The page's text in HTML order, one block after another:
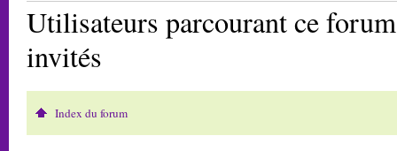
Utilisateurs parcourant ce
invités
Index du forum